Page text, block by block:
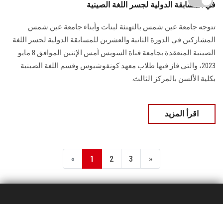
في المسابقة الدولية لجسر اللغة الصينية
تتوجه جامعة عين شمس بالتهنئة لبنات وأبناء جامعة عين شمس
المشاركين في الدورة الثانية والعشرين للمسابقة الدولية لجسر اللغة
الصينية المنعقدة بجامعة قناة السويس أمس الإثنين الموافق 8 مايو
2023، والتي فاز فيها طلاب معهد كونفوشيوس وقسم اللغة الصينية
بكلية الألسن بالمركز الثالث.
اقرأ المزيد
« 1 2 3 »